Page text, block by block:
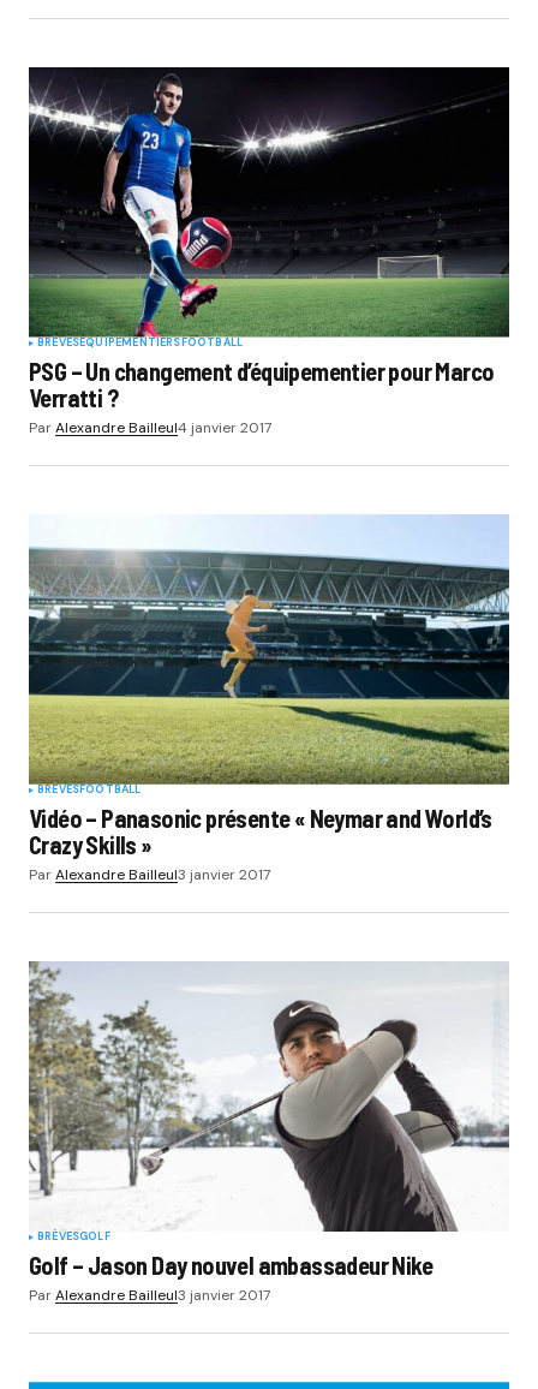
BRÈVESEQUIPEMENTIERSFOOTBALL
PSG – Un changement d’équipementier pour Marco
Verratti ?
ParAlexandre Bailleul4 janvier 2017
BRÈVESFOOTBALL
Vidéo – Panasonic présente « Neymar and World’s
Crazy Skills »
ParAlexandre Bailleul3 janvier 2017
BRÈVESGOLF
Golf – Jason Day nouvel ambassadeur Nike
ParAlexandre Bailleul3 janvier 2017